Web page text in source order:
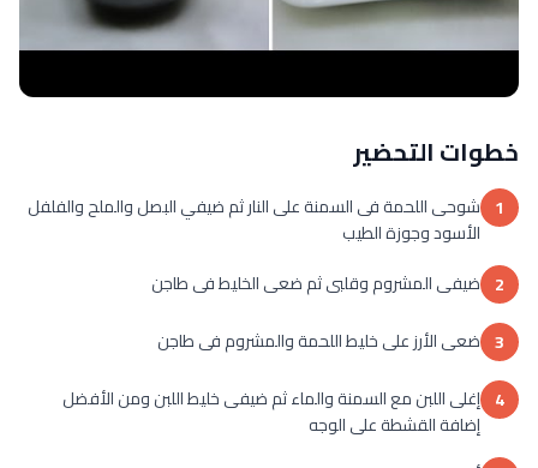
خطوات التحضير
1 شوحى اللحمة فى السمنة على النار ثم ضيفي البصل والملح والفلفل
الأسود وجوزة الطيب
2 ضيفى المشروم وقلبى ثم ضعى الخليط فى طاجن
3 ضعى الأرز على خليط اللحمة والمشروم فى طاجن
4 إغلى اللبن مع السمنة والماء ثم ضيفى خليط اللبن ومن الأفضل
إضافة القشطة على الوجه